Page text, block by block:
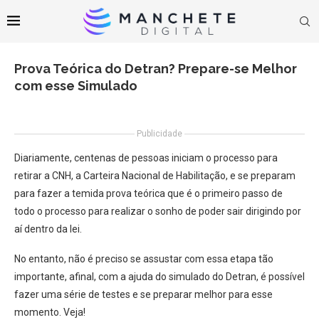
Prova Teórica do Detran? Prepare-se Melhor
com esse Simulado
Publicidade
Diariamente, centenas de pessoas iniciam o processo para
retirar a CNH, a Carteira Nacional de Habilitação, e se preparam
para fazer a temida prova teórica que é o primeiro passo de
todo o processo para realizar o sonho de poder sair dirigindo por
aí dentro da lei.
No entanto, não é preciso se assustar com essa etapa tão
importante, afinal, com a ajuda do simulado do Detran, é possível
fazer uma série de testes e se preparar melhor para esse
momento. Veja!